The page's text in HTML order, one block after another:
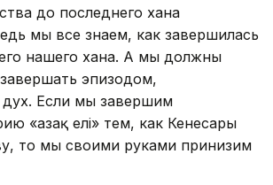
до последнего хана
мы все знаем, как завершилась
нашего хана. А мы должны
эпизодом,
Если мы завершим
«Қазақ елі» тем, как Кенесары
то мы своими руками принизим